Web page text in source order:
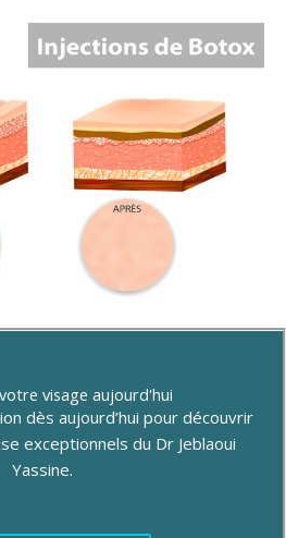
visage aujourd'hui
dès aujourd’hui pour découvrir
exceptionnels du Dr Jeblaoui
Yassine.